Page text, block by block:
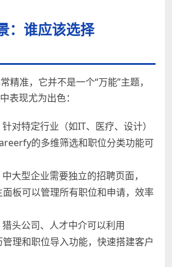
：谁应该选择
精准，它并不是一个“万能”主题，
表现尤为出色：
针对特定行业（如IT、医疗、设计）
的多维筛选和职位分类功能可
中大型企业需要独立的招聘页面，
板可以管理所有职位和申请，效率
猎头公司、人才中介可以利用
理和职位导入功能，快速搭建客户